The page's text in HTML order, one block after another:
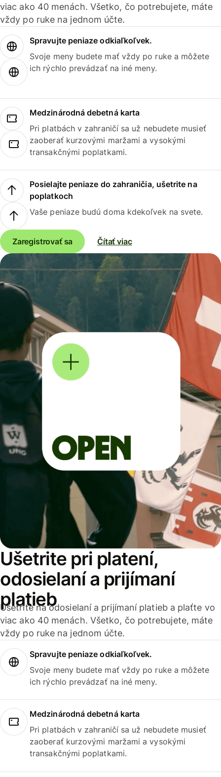
viac ako 40 menách. Všetko, čo potrebujete, máte
vždy po ruke na jednom účte.
Spravujte peniaze odkiaľkoľvek.
Svoje meny budete mať vždy po ruke a môžete
ich rýchlo prevádzať na iné meny.
Medzinárodná debetná karta
Pri platbách v zahraničí sa už nebudete musieť
zaoberať kurzovými maržami a vysokými
transakčnými poplatkami.
Posielajte peniaze do zahraničia, ušetrite na
poplatkoch
Vaše peniaze budú doma kdekoľvek na svete.
Zaregistrovať sa Čítať viac
Ušetrite pri platení,
odosielaní a prijímaní
platieb
Ušetrite na odosielaní a prijímaní platieb a plaťte vo
viac ako 40 menách. Všetko, čo potrebujete, máte
vždy po ruke na jednom účte.
Spravujte peniaze odkiaľkoľvek.
Svoje meny budete mať vždy po ruke a môžete
ich rýchlo prevádzať na iné meny.
Medzinárodná debetná karta
Pri platbách v zahraničí sa už nebudete musieť
zaoberať kurzovými maržami a vysokými
transakčnými poplatkami.